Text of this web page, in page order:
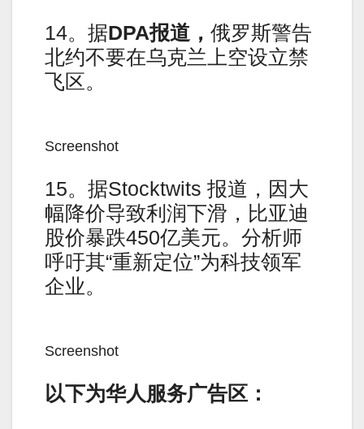
14。据DPA报道， 俄罗斯警告
北约不要在乌克兰上空设立禁
飞区。
Screenshot
15。据Stocktwits 报道，因大
幅降价导致利润下滑，比亚迪
股价暴跌450亿美元。分析师
呼吁其“重新定位”为科技领军
企业。
Screenshot
以下为华人服务广告区：